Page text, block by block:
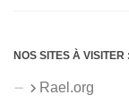
NOS SITES À VISITER :
Rael.org